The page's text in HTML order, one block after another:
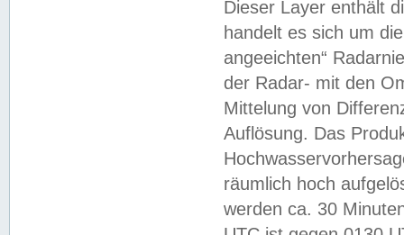
Dieser Layer enthält
handelt es sich um
angeeichten“
der Radar- mit den
Mittelung von
Auflösung. Das
räumlich hoch
werden ca. 30